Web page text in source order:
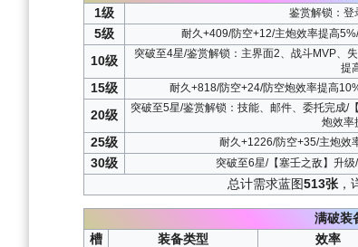
1级
鉴赏解锁：登
5级 耐久+409/防空+12/主炮效率提高
10级
突破至4星/鉴赏解锁：主界面2、战斗MVP、
提
15级 耐久+818/防空+24/防空炮效率提高
20级
突破至5星/鉴赏解锁：技能、邮件、委托完成/
炮效率
25级 耐久+1226/防空+35/主炮效
30级 突破至6星/【塞壬之敌】升
总计需求蓝图513张，
满破装
槽
装备类型 效率